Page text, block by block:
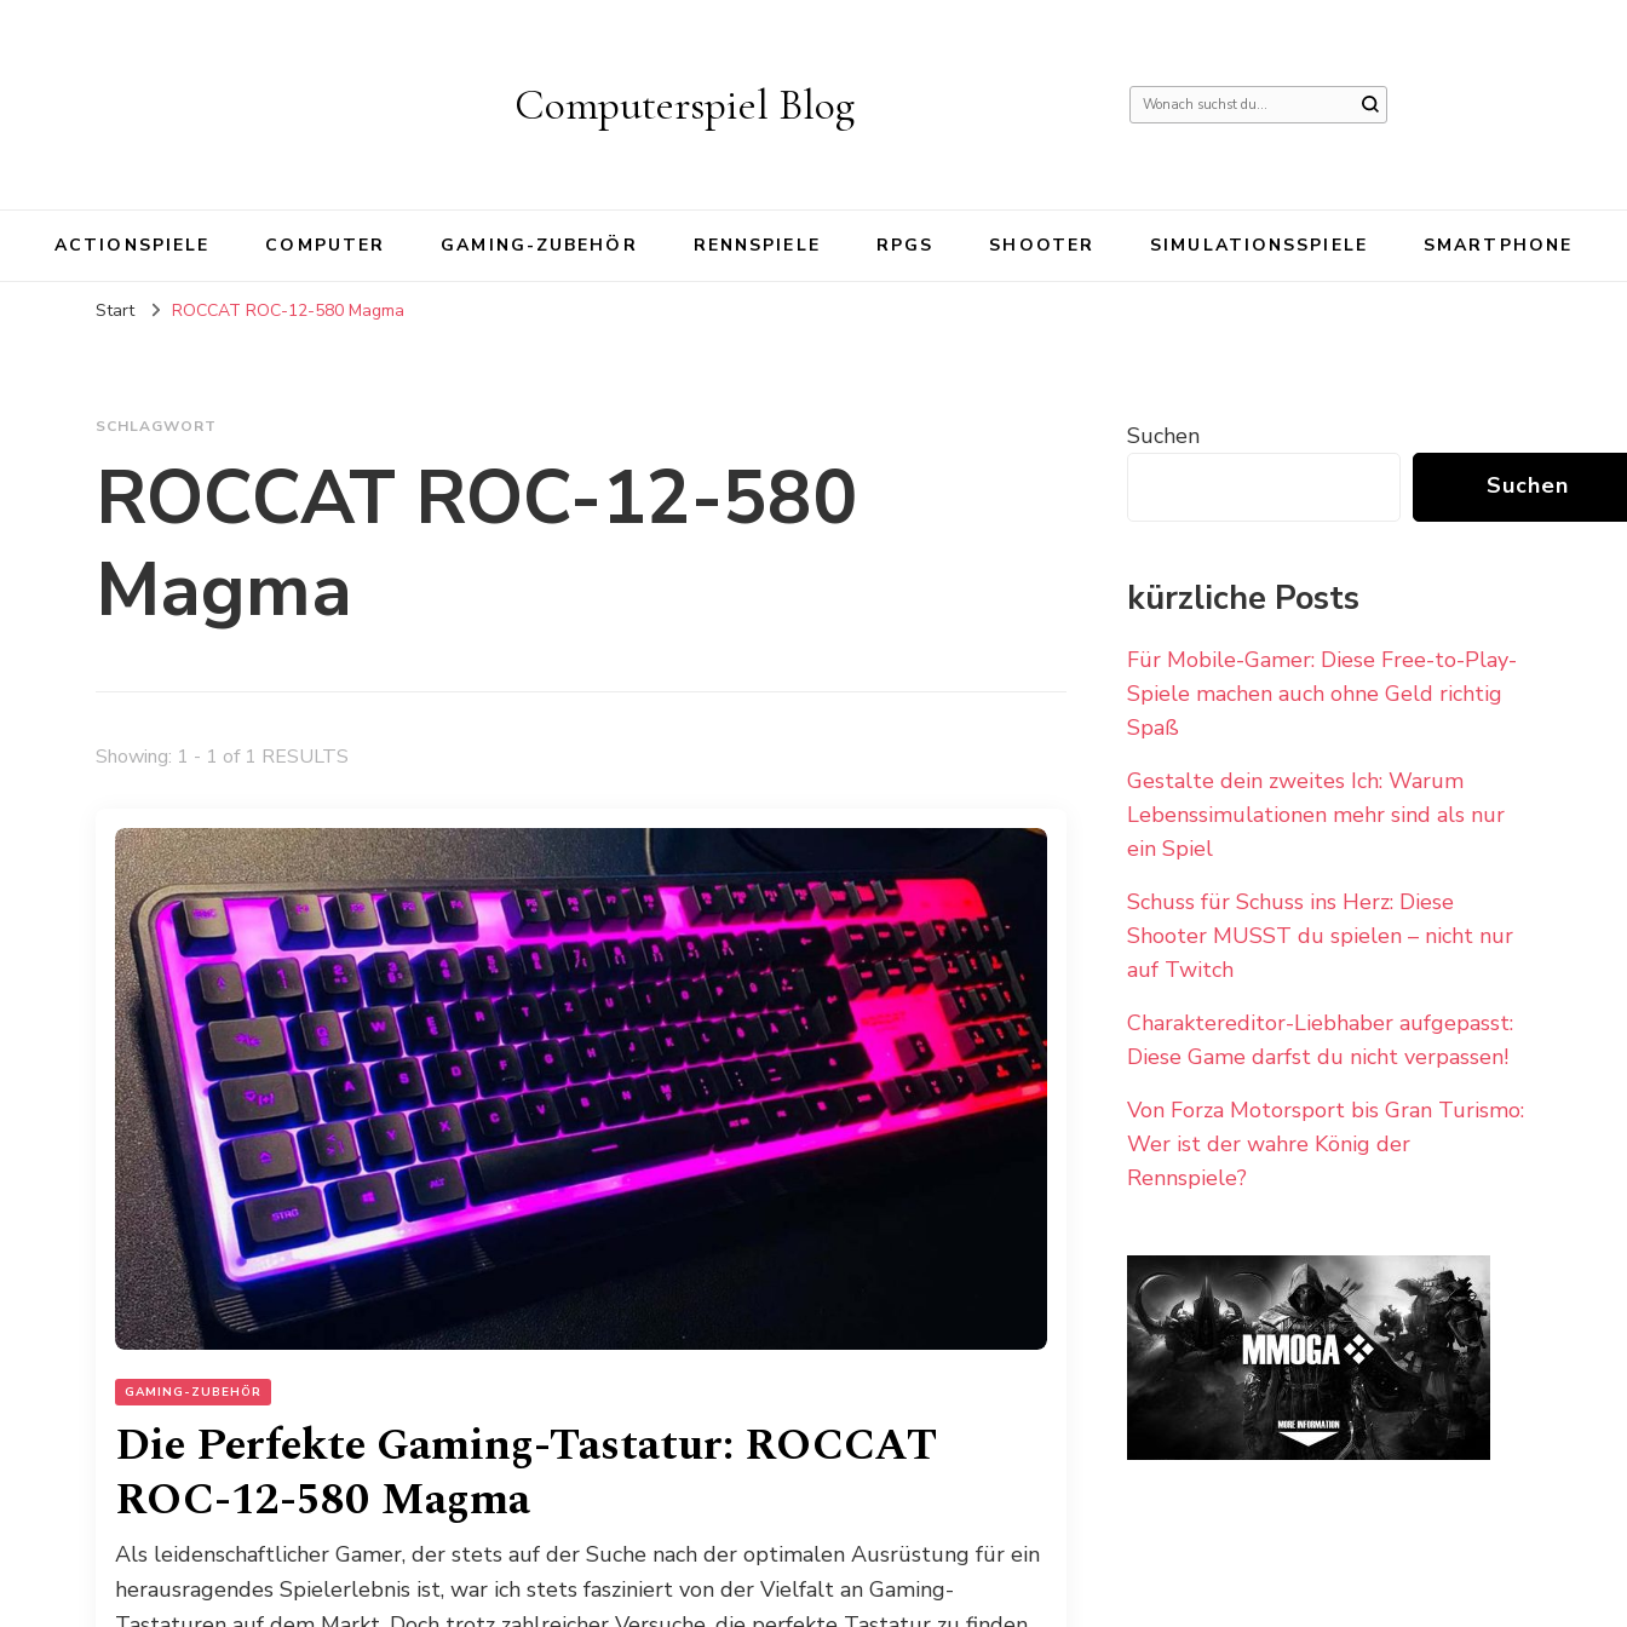
Computerspiel Blog
Suchst
ACTIONSPIELE COMPUTER GAMING-ZUBEHÖR RENNSPIELE RPGS SHOOTER SIMULATIONSSPIELE SMARTPHONE
Start ROCCAT ROC-12-580 Magma
SCHLAGWORT
ROCCAT ROC-12-580
Magma
Showing: 1 - 1 of 1 RESULTS
GAMING-ZUBEHÖR
Die Perfekte Gaming-Tastatur: ROCCAT
ROC-12-580 Magma
Als leidenschaftlicher Gamer, der stets auf der Suche nach der optimalen Ausrüstung für ein
herausragendes Spielerlebnis ist, war ich stets fasziniert von der Vielfalt an Gaming-
Suchen
Suchen
kürzliche Posts
Für Mobile-Gamer: Diese Free-to-Play-
Spiele machen auch ohne Geld richtig
Spaß
Gestalte dein zweites Ich: Warum
Lebenssimulationen mehr sind als nur
ein Spiel
Schuss für Schuss ins Herz: Diese
Shooter MUSST du spielen – nicht nur
auf Twitch
Charaktereditor-Liebhaber aufgepasst:
Diese Game darfst du nicht verpassen!
Von Forza Motorsport bis Gran Turismo:
Wer ist der wahre König der
Rennspiele?